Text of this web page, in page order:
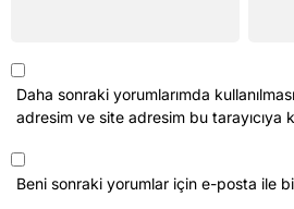
Daha sonraki yorumlarımda
adresim ve site adresim bu tarayıcıya
Beni sonraki yorumlar için e-posta ile